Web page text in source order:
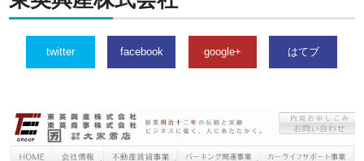
twitter facebook google+ はてブ